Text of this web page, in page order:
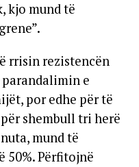
kjo mund të
rrisin rezistencën
e
por edhe për të
shembull tri herë
mund të
50%. Përfitojnë